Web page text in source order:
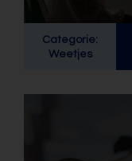
Categorie:
Weetjes